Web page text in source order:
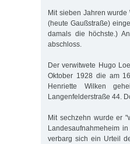
Mit sieben Jahren
(heute Gaußstraße)
damals die höchste.)
abschloss.
Der verwitwete Hugo
Oktober 1928 die am
Henriette Wilken
Langenfelderstraße 44.
Mit sechzehn wurde er
Landesaufnahmeheim
verbarg sich ein Urteil